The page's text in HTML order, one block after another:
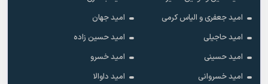
امید جعفری و الیاس کرمی
امید جهان
امید حاجیلی
امید حسین زاده
امید حسینی
امید خسرو
امید خسروانی
امید داوالا